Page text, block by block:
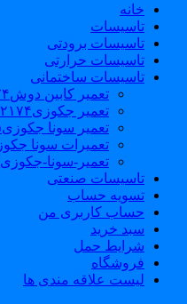
خانه
تاسیسات
تاسیسات برودتی
تاسیسات حرارتی
تاسیسات ساختمانی
تعمیر کابین دوش۸۸۰۴۲۱۷۴_فروش کابین دوش
تعمیر جکوزی۸۸۰۴۲۱۷۴_فروش وان_جکوزی
تعمیر سونا جکوزی۰۹۱۲۱۵۰۷۸۲۵#| Sauna | Jacuzzi
تعمیرات سونا جکوزی۰۹۱۲۱۵۰۷۸۲۵_تعمیر سونا بخار
تعمیر-سونا-جکوزی۰۹۱۲۱۵۰۷۸۲۵-sauna-jacuzzi
تاسیسات صنعتی
تسویه حساب
حساب کاربری من
سبد خرید
شرایط حمل
فروشگاه
لیست علاقه مندی ها